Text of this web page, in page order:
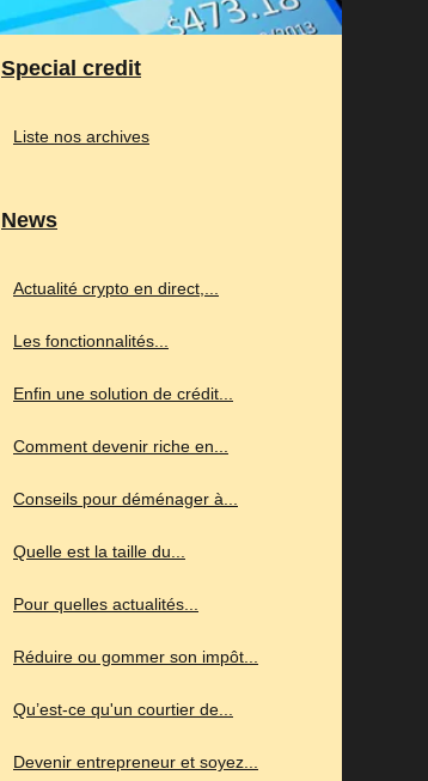
Special credit
Liste nos archives
News
Actualité crypto en direct,...
Les fonctionnalités...
Enfin une solution de crédit...
Comment devenir riche en...
Conseils pour déménager à...
Quelle est la taille du...
Pour quelles actualités...
Réduire ou gommer son impôt...
Qu’est-ce qu'un courtier de...
Devenir entrepreneur et soyez...